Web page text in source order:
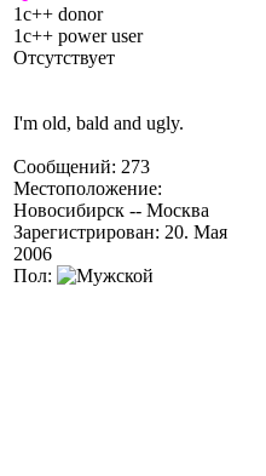
1c++ donor
1c++ power user
Отсутствует
I'm old, bald and ugly.
Сообщений: 273
Местоположение:
Новосибирск -- Москва
Зарегистрирован: 20. Мая
2006
Пол: